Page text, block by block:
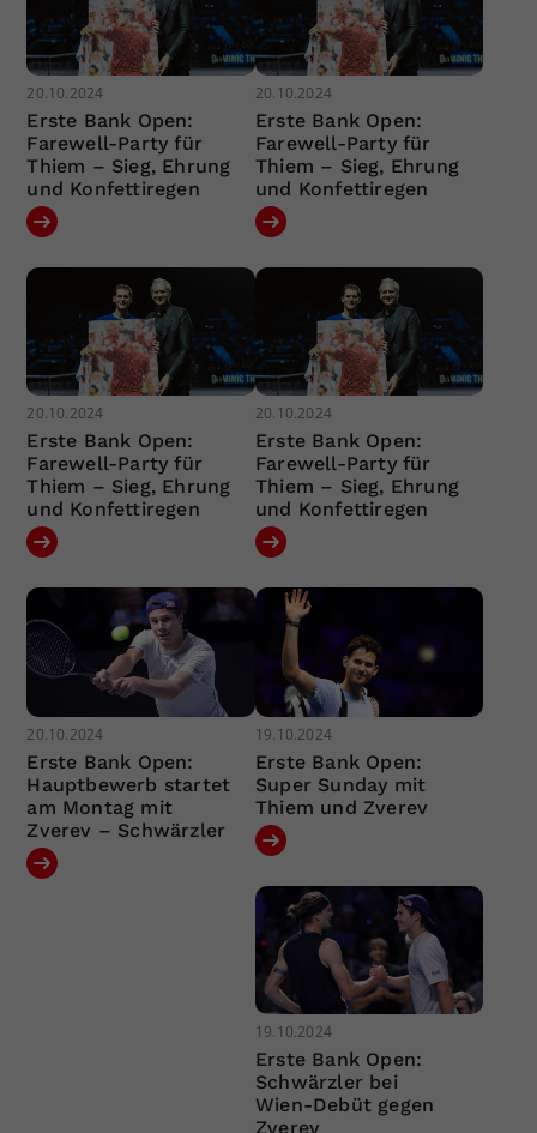
20.10.2024
Erste Bank Open:
Farewell-Party für
Thiem – Sieg, Ehrung
und Konfettiregen
20.10.2024
Erste Bank Open:
Farewell-Party für
Thiem – Sieg, Ehrung
und Konfettiregen
20.10.2024
Erste Bank Open:
Farewell-Party für
Thiem – Sieg, Ehrung
und Konfettiregen
20.10.2024
Erste Bank Open:
Farewell-Party für
Thiem – Sieg, Ehrung
und Konfettiregen
20.10.2024
Erste Bank Open:
Hauptbewerb startet
am Montag mit
Zverev – Schwärzler
19.10.2024
Erste Bank Open:
Super Sunday mit
Thiem und Zverev
19.10.2024
Erste Bank Open:
Schwärzler bei
Wien-Debüt gegen
Zverev